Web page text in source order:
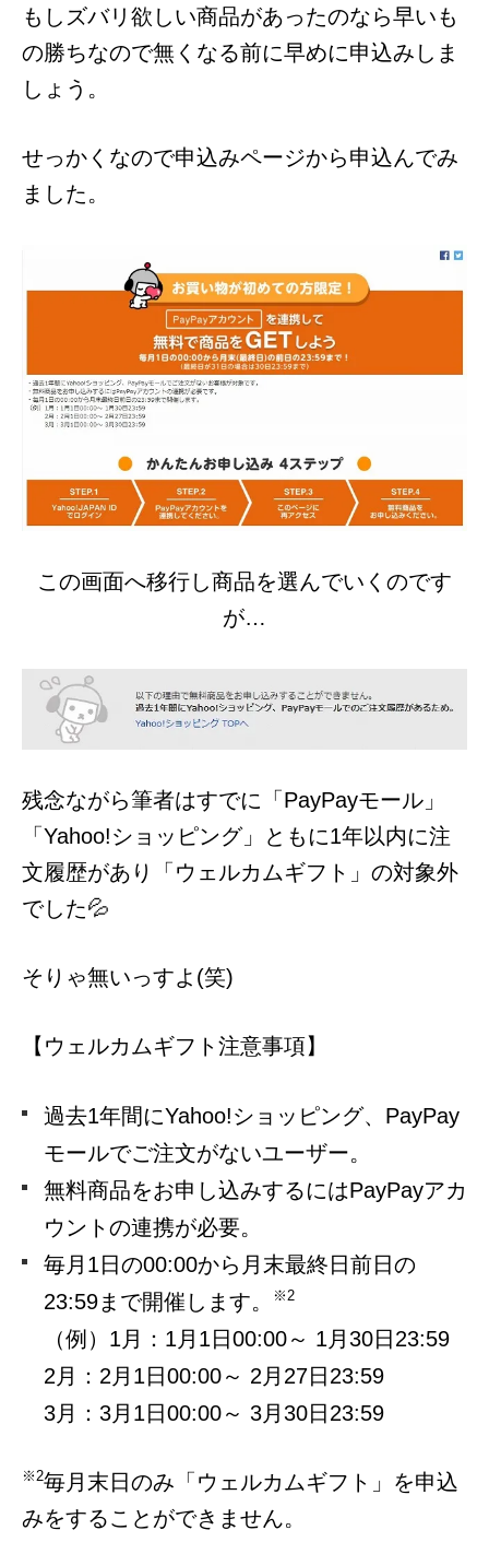
もしズバリ欲しい商品があったのなら早いも
の勝ちなので無くなる前に早めに申込みしま
しょう。
せっかくなので申込みページから申込んでみ
ました。
この画面へ移行し商品を選んでいくのです
が…
残念ながら筆者はすでに「PayPayモール」
「Yahoo!ショッピング」ともに1年以内に注
文履歴があり「ウェルカムギフト」の対象外
でした💦
そりゃ無いっすよ(笑)
【ウェルカムギフト注意事項】
過去1年間にYahoo!ショッピング、PayPay
モールでご注文がないユーザー。
無料商品をお申し込みするにはPayPayアカ
ウントの連携が必要。
毎月1日の00:00から月末最終日前日の
23:59まで開催します。
※2
（例）1月：1月1日00:00～ 1月30日23:59
2月：2月1日00:00～ 2月27日23:59
3月：3月1日00:00～ 3月30日23:59
※2毎月末日のみ「ウェルカムギフト」を申込
みをすることができません。